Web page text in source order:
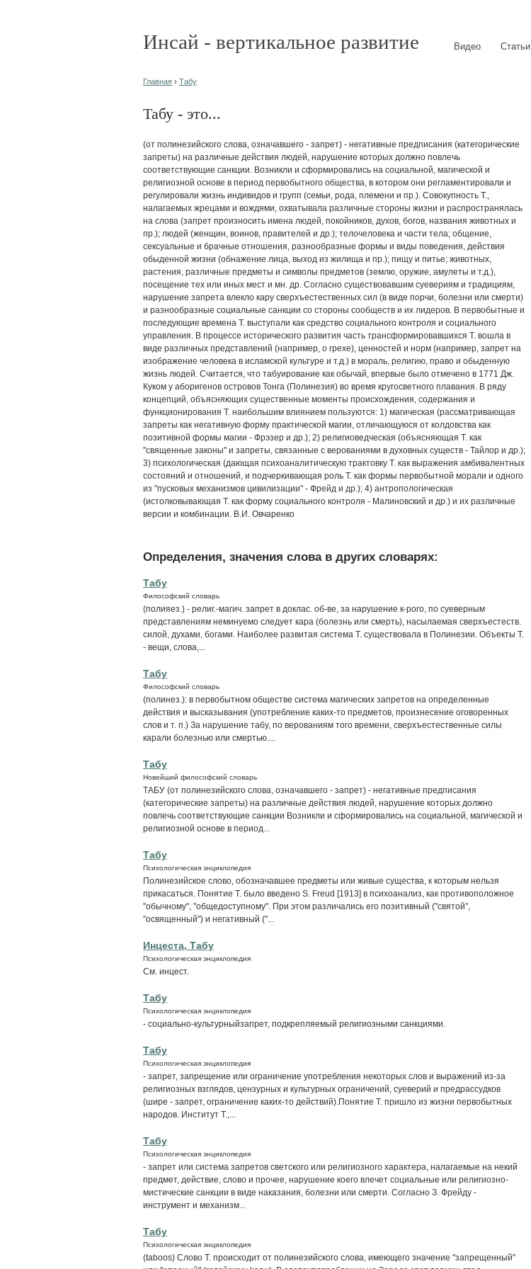
Инсай - вертикальное развитие Видео Статьи
Главная › Табу
Табу - это...
(от полинезийского слова, означавшего - запрет) - негативные предписания (категорические
запреты) на различные действия людей, нарушение которых должно повлечь
соответствующие санкции. Возникли и сформировались на социальной, магической и
религиозной основе в период первобытного общества, в котором они регламентировали и
регулировали жизнь индивидов и групп (семьи, рода, племени и пр.). Совокупность Т.,
налагаемых жрецами и вождями, охватывала различные стороны жизни и распространялась
на слова (запрет произносить имена людей, покойников, духов, богов, названия животных и
пр.); людей (женщин, воинов, правителей и др.); телочеловека и части тела; общение,
сексуальные и брачные отношения, разнообразные формы и виды поведения, действия
обыденной жизни (обнажение лица, выход из жилища и пр.); пищу и питье; животных,
растения, различные предметы и символы предметов (землю, оружие, амулеты и т.д.),
посещение тех или иных мест и мн. др. Согласно существовавшим суевериям и традициям,
нарушение запрета влекло кару сверхъестественных сил (в виде порчи, болезни или смерти)
и разнообразные социальные санкции со стороны сообществ и их лидеров. В первобытные и
последующие времена Т. выступали как средство социального контроля и социального
управления. В процессе исторического развития часть трансформировавшихся Т. вошла в
виде различных представлений (например, о грехе), ценностей и норм (например, запрет на
изображение человека в исламской культуре и т.д.) в мораль, религию, право и обыденную
жизнь людей. Считается, что табуирование как обычай, впервые было отмечено в 1771 Дж.
Куком у аборигенов островов Тонга (Полинезия) во время кругосветного плавания. В ряду
концепций, объясняющих существенные моменты происхождения, содержания и
функционирования Т. наибольшим влиянием пользуются: 1) магическая (рассматривающая
запреты как негативную форму практической магии, отличающуюся от колдовства как
позитивной формы магии - Фрэзер и др.); 2) религиоведческая (объясняющая Т. как
"священные законы" и запреты, связанные с верованиями в духовных существ - Тайлор и др.);
3) психологическая (дающая психоаналитическую трактовку Т. как выражения амбивалентных
состояний и отношений, и подчеркивающая роль Т. как формы первобытной морали и одного
из "пусковых механизмов цивилизации" - Фрейд и др.); 4) антропологическая
(истолковывающая Т. как форму социального контроля - Малиновский и др.) и их различные
версии и комбинации. В.И. Овчаренко
Определения, значения слова в других словарях:
Табу
Философский словарь
(полияез.) - религ.-магич. запрет в доклас. об-ве, за нарушение к-рого, по суеверным
представлениям неминуемо следует кара (болезнь или смерть), насылаемая сверхъестеств.
силой, духами, богами. Наиболее развитая система Т. существовала в Полинезии. Объекты Т.
- вещи, слова,...
Табу
Философский словарь
(полинез.): в первобытном обществе система магических запретов на определенные
действия и высказывания (употребление каких-то предметов, произнесение оговоренных
слов и т. п.) За нарушение табу, по верованиям того времени, сверхъестественные силы
карали болезнью или смертью....
Табу
Новейший философский словарь
ТАБУ (от полинезийского слова, означавшего - запрет) - негативные предписания
(категорические запреты) на различные действия людей, нарушение которых должно
повлечь соответствующие санкции Возникли и сформировались на социальной, магической и
религиозной основе в период...
Табу
Психологическая энциклопедия
Полинезийское слово, обозначавшее предметы или живые существа, к которым нельзя
прикасаться. Понятие Т. было введено S. Freud [1913] в психоанализ, как противоположное
"обычному", "общедоступному". При этом различались его позитивный ("святой",
"освященный") и негативный ("...
Инцеста, Табу
Психологическая энциклопедия
См. инцест.
Табу
Психологическая энциклопедия
- социально-культурныйзапрет, подкрепляемый религиозными санкциями.
Табу
Психологическая энциклопедия
- запрет, запрещение или ограничение употребления некоторых слов и выражений из-за
религиозных взглядов, цензурных и культурных ограничений, суеверий и предрассудков
(шире - запрет, ограничение каких-то действий).Понятие Т. пришло из жизни первобытных
народов. Институт Т.,...
Табу
Психологическая энциклопедия
- запрет или система запретов светского или религиозного характера, налагаемые на некий
предмет, действие, слово и прочее, нарушение коего влечет социальные или религиозно-
мистические санкции в виде наказания, болезни или смерти. Согласно З. Фрейду -
инструмент и механизм...
Табу
Психологическая энциклопедия
(taboos) Слово Т. происходит от полинезийского слова, имеющего значение "запрещенный"